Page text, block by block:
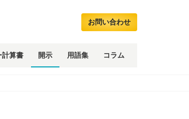
お問い合わせ
計算書 開示 用語集 コラム